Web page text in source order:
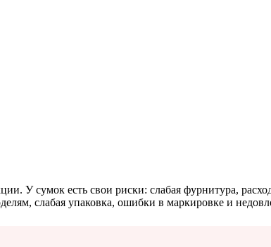
У сумок есть свои риски: слабая фурнитура,
слабая упаковка, ошибки в маркировке и